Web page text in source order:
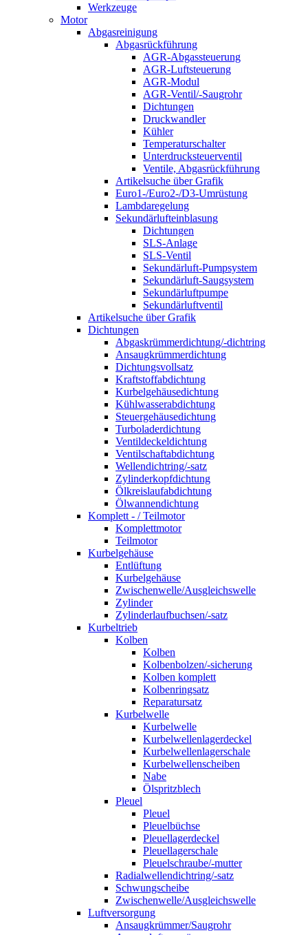
Werkzeuge
Motor
Abgasreinigung
Abgasrückführung
AGR-Abgassteuerung
AGR-Luftsteuerung
AGR-Modul
AGR-Ventil/-Saugrohr
Dichtungen
Druckwandler
Kühler
Temperaturschalter
Unterdrucksteuerventil
Ventile, Abgasrückführung
Artikelsuche über Grafik
Euro1-/Euro2-/D3-Umrüstung
Lambdaregelung
Sekundärlufteinblasung
Dichtungen
SLS-Anlage
SLS-Ventil
Sekundärluft-Pumpsystem
Sekundärluft-Saugsystem
Sekundärluftpumpe
Sekundärluftventil
Artikelsuche über Grafik
Dichtungen
Abgaskrümmerdichtung/-dichtring
Ansaugkrümmerdichtung
Dichtungsvollsatz
Kraftstoffabdichtung
Kurbelgehäusedichtung
Kühlwasserabdichtung
Steuergehäusedichtung
Turboladerdichtung
Ventildeckeldichtung
Ventilschaftabdichtung
Wellendichtring/-satz
Zylinderkopfdichtung
Ölkreislaufabdichtung
Ölwannendichtung
Komplett - / Teilmotor
Komplettmotor
Teilmotor
Kurbelgehäuse
Entlüftung
Kurbelgehäuse
Zwischenwelle/Ausgleichswelle
Zylinder
Zylinderlaufbuchsen/-satz
Kurbeltrieb
Kolben
Kolben
Kolbenbolzen/-sicherung
Kolben komplett
Kolbenringsatz
Reparatursatz
Kurbelwelle
Kurbelwelle
Kurbelwellenlagerdeckel
Kurbelwellenlagerschale
Kurbelwellenscheiben
Nabe
Ölspritzblech
Pleuel
Pleuel
Pleuelbüchse
Pleuellagerdeckel
Pleuellagerschale
Pleuelschraube/-mutter
Radialwellendichtring/-satz
Schwungscheibe
Zwischenwelle/Ausgleichswelle
Luftversorgung
Ansaugkrümmer/Saugrohr